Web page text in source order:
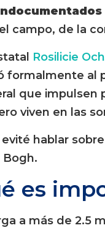
campo, de la
Rosilicie
formalmente al
que impulsen
viven en las
hablar
Bogh.
es
a más de 2.5